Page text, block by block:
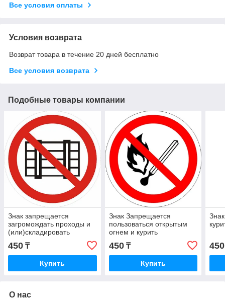
Все условия оплаты
Условия возврата
Возврат товара в течение 20 дней бесплатно
Все условия возврата
Подобные товары компании
Знак запрещается
загромождать проходы и
(или)складировать
450 ₸
Купить
Знак Запрещается
пользоваться открытым
огнем и курить
450₸
Купить
450
О нас